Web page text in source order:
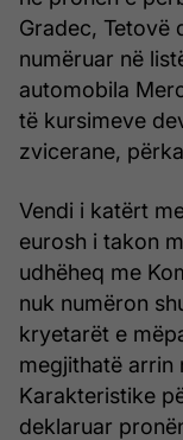
Gradec, Tetovë
numëruar në
automobila
të kursimeve
zvicerane,
Vendi i katërt
eurosh i takon
udhëheq me
nuk numëron
kryetarët e
megjithatë arrin
Karakteristike
deklaruar